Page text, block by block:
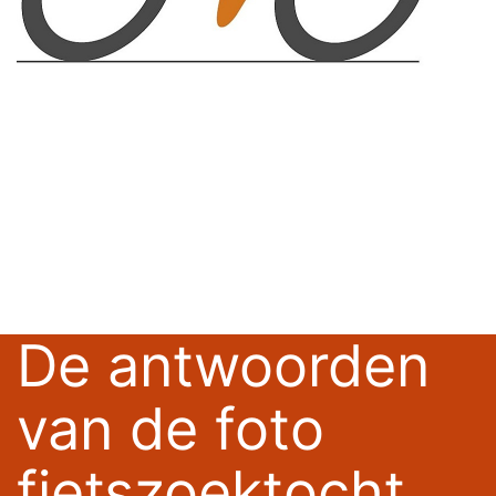
De antwoorden
van de foto